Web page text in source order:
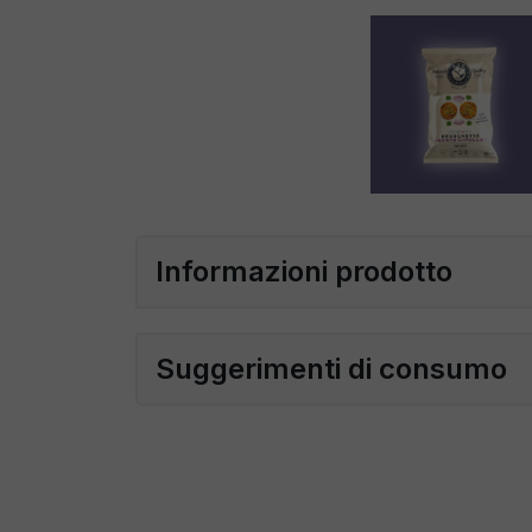
Informazioni prodotto
Suggerimenti di consumo